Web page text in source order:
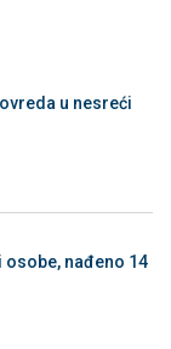
u nesreći
osobe, nađeno 14